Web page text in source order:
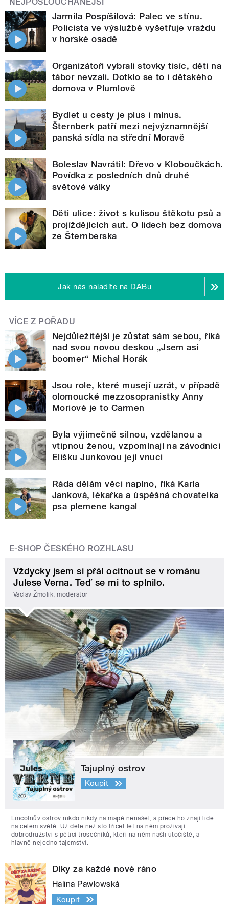
Jarmila Pospíšilová: Palec ve stínu.
Policista ve výslužbě vyšetřuje vraždu
v horské osadě
Organizátoři vybrali stovky tisíc, děti na
tábor nevzali. Dotklo se to i dětského
domova v Plumlově
Bydlet u cesty je plus i mínus.
Šternberk patří mezi nejvýznamnější
panská sídla na střední Moravě
Boleslav Navrátil: Dřevo v Kloboučkách.
Povídka z posledních dnů druhé
světové války
Děti ulice: život s kulisou štěkotu psů a
projíždějících aut. O lidech bez domova
ze Šternberska
Jak nás naladíte na DABu
VÍCE Z POŘADU
Nejdůležitější je zůstat sám sebou, říká
nad svou novou deskou „Jsem asi
boomer“ Michal Horák
Jsou role, které musejí uzrát, v případě
olomoucké mezzosopranistky Anny
Moriové je to Carmen
Byla výjimečně silnou, vzdělanou a
vtipnou ženou, vzpomínají na závodnici
Elišku Junkovou její vnuci
Ráda dělám věci naplno, říká Karla
Janková, lékařka a úspěšná chovatelka
psa plemene kangal
E-SHOP ČESKÉHO ROZHLASU
Vždycky jsem si přál ocitnout se v románu
Julese Verna. Teď se mi to splnilo.
Václav Žmolík, moderátor
Tajuplný ostrov
Koupit
Lincolnův ostrov nikdo nikdy na mapě nenašel, a přece ho znají lidé
na celém světě. Už déle než sto třicet let na něm prožívají
dobrodružství s pěticí trosečníků, kteří na něm našli útočiště, a
hlavně nejedno tajemství.
Díky za každé nové ráno
Halina Pawlowská
Koupit